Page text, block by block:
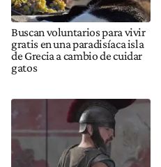
Buscan voluntarios para vivir
gratis en una paradisíaca isla
de Grecia a cambio de cuidar
gatos